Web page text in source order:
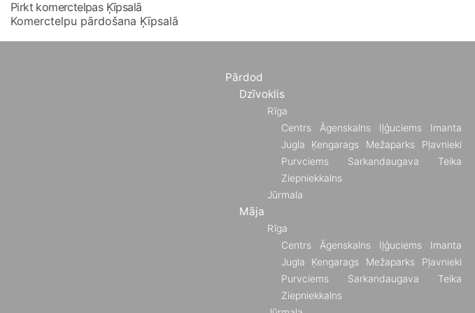
Pirkt komerctelpas Ķīpsalā
Komerctelpu pārdošana Ķīpsalā
Pārdod
Dzīvoklis
Rīga
Centrs
Āgenskalns Iļģuciems
Imanta
Jugla
Ķengarags Mežaparks
Pļavnieki
Purvciems
Sarkandaugava
Teika
Ziepniekkalns
Jūrmala
Māja
Rīga
Centrs
Āgenskalns Iļģuciems
Imanta
Jugla
Ķengarags Mežaparks
Pļavnieki
Purvciems
Sarkandaugava
Teika
Ziepniekkalns